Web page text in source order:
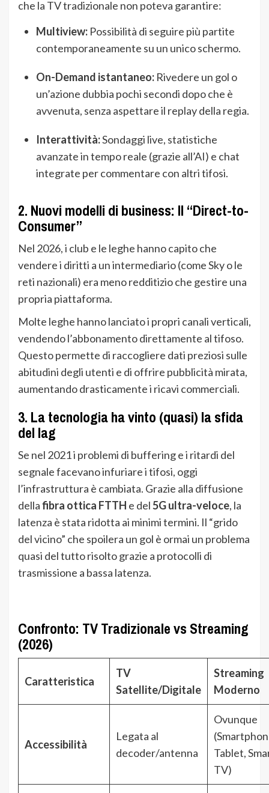
che la TV tradizionale non poteva garantire:
Multiview: Possibilità di seguire più partite
contemporaneamente su un unico schermo.
On-Demand istantaneo: Rivedere un gol o
un’azione dubbia pochi secondi dopo che è
avvenuta, senza aspettare il replay della regia.
Interattività:Sondaggi live, statistiche
avanzate in tempo reale (grazie all’AI) e chat
integrate per commentare con altri tifosi.
2. Nuovi modelli di business: Il “Direct-to-
Consumer”
Nel 2026, i club e le leghe hanno capito che
vendere i diritti a un intermediario (come Sky o le
reti nazionali) era meno redditizio che gestire una
propria piattaforma.
Molte leghe hanno lanciato i propri canali verticali,
vendendo l’abbonamento direttamente al tifoso.
Questo permette di raccogliere dati preziosi sulle
abitudini degli utenti e di offrire pubblicità mirata,
aumentando drasticamente i ricavi commerciali.
3. La tecnologia ha vinto (quasi) la sfida
del lag
Se nel 2021 i problemi di buffering e i ritardi del
segnale facevano infuriare i tifosi, oggi
l’infrastruttura è cambiata. Grazie alla diffusione
dellafibra ottica FTTH e del5G ultra-veloce, la
latenza è stata ridotta ai minimi termini. Il “grido
del vicino” che spoilera un gol è ormai un problema
quasi del tutto risolto grazie a protocolli di
trasmissione a bassa latenza.
Confronto: TV Tradizionale vs Streaming
(2026)
Caratteristica
TV
Satellite/Digitale
Streaming
Moderno
Accessibilità
Legata al
decoder/antenna
Ovunque
Tablet,
TV)